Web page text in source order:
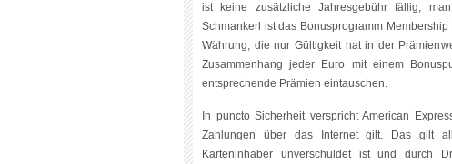
ist keine zusätzliche Jahresgebühr fällig,
Schmankerl ist das Bonusprogramm
Währung, die nur Gültigkeit hat in der
Zusammenhang jeder Euro mit einem
entsprechende Prämien eintauschen.
In puncto Sicherheit verspricht American
Zahlungen über das Internet gilt. Das gilt
Karteninhaber unverschuldet ist und durch